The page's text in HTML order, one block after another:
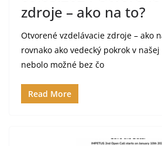
zdroje – ako na to?
Otvorené vzdelávacie zdroje – ako
rovnako ako vedecký pokrok v
nebolo možné bez čo
Read More